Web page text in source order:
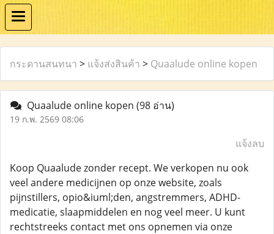
กระดานสนทนา > แจ้งส่งสินค้า > Quaalude online kopen
Quaalude online kopen (98 อ่าน)
19 ก.พ. 2569 08:06
แจ้งลบ
Koop Quaalude zonder recept. We verkopen nu ook
veel andere medicijnen op onze website, zoals
pijnstillers, opio&iuml;den, angstremmers, ADHD-
medicatie, slaapmiddelen en nog veel meer. U kunt
rechtstreeks contact met ons opnemen via onze